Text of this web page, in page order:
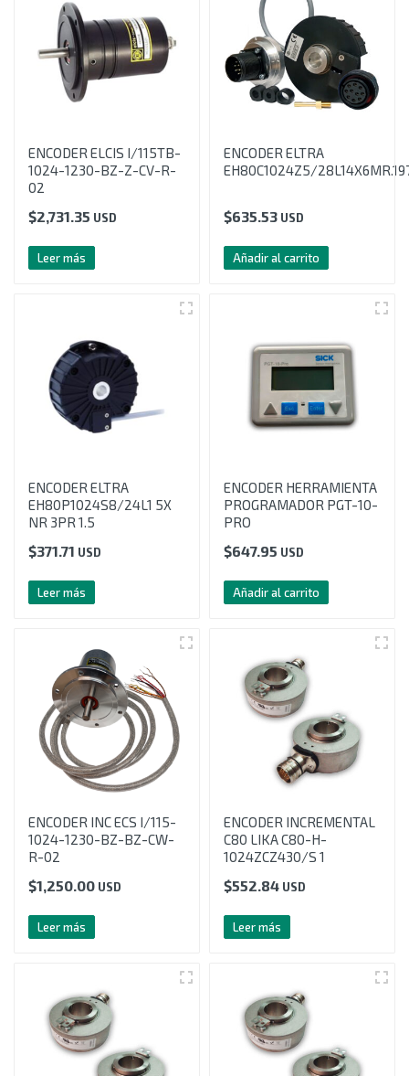
ENCODER ELCIS I/115TB-
1024-1230-BZ-Z-CV-R-
02
$2,731.35 USD
Leer más
ENCODER ELTRA
EH80C1024Z5/
$635.53 USD
Añadir al carrito
ENCODER ELTRA
EH80P1024S8/24L1 5X
NR 3PR 1.5
$371.71 USD
Leer más
ENCODER HERRAMIENTA
PROGRAMADOR PGT-10-
PRO
$647.95 USD
Añadir al carrito
ENCODER INC ECS I/115-
1024-1230-BZ-BZ-CW-
R-02
$1,250.00 USD
Leer más
ENCODER INCREMENTAL
C80 LIKA C80-H-
1024ZCZ430/S 1
$552.84 USD
Leer más